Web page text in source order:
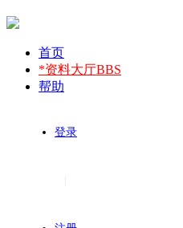
首页
*资料大厅BBS
帮助
登录